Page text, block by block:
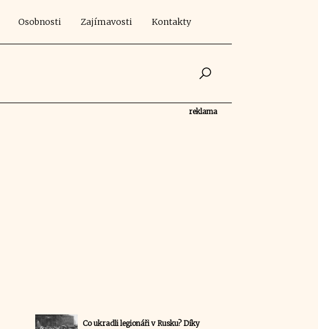
Osobnosti Zajímavosti Kontakty
reklama
Co ukradli legionáři v Rusku? Díky